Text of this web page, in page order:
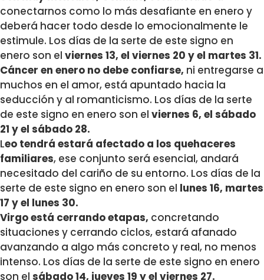
conectarnos como lo más desafiante en enero y
deberá hacer todo desde lo emocionalmente le
estimule. Los días de la serte de este signo en
enero son el viernes 13, el viernes 20 y el martes 31.
Cáncer en enero no debe confiarse, ni entregarse a
muchos en el amor, está apuntado hacia la
seducción y al romanticismo. Los días de la serte
de este signo en enero son el viernes 6, el sábado
21 y el sábado 28.
Leo tendrá estará afectado a los quehaceres
familiares, ese conjunto será esencial, andará
necesitado del cariño de su entorno. Los días de la
serte de este signo en enero son el lunes 16, martes
17 y el lunes 30.
Virgo está cerrando etapas, concretando
situaciones y cerrando ciclos, estará afanado
avanzando a algo más concreto y real, no menos
intenso. Los días de la serte de este signo en enero
son el sábado 14, jueves 19 y el viernes 27.